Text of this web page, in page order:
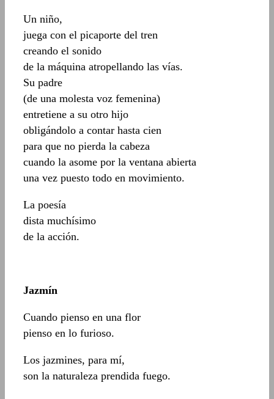
Un niño,
juega con el picaporte del tren
creando el sonido
de la máquina atropellando las vías.
Su padre
(de una molesta voz femenina)
entretiene a su otro hijo
obligándolo a contar hasta cien
para que no pierda la cabeza
cuando la asome por la ventana abierta
una vez puesto todo en movimiento.
La poesía
dista muchísimo
de la acción.
Jazmín
Cuando pienso en una flor
pienso en lo furioso.
Los jazmines, para mí,
son la naturaleza prendida fuego.